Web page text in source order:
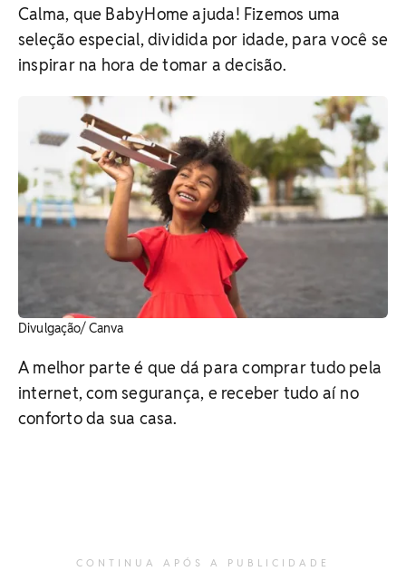
Calma, que BabyHome ajuda! Fizemos uma
seleção especial, dividida por idade, para você se
inspirar na hora de tomar a decisão.
Divulgação/ Canva
A melhor parte é que dá para comprar tudo pela
internet, com segurança, e receber tudo aí no
conforto da sua casa.
CONTINUA APÓS A PUBLICIDADE